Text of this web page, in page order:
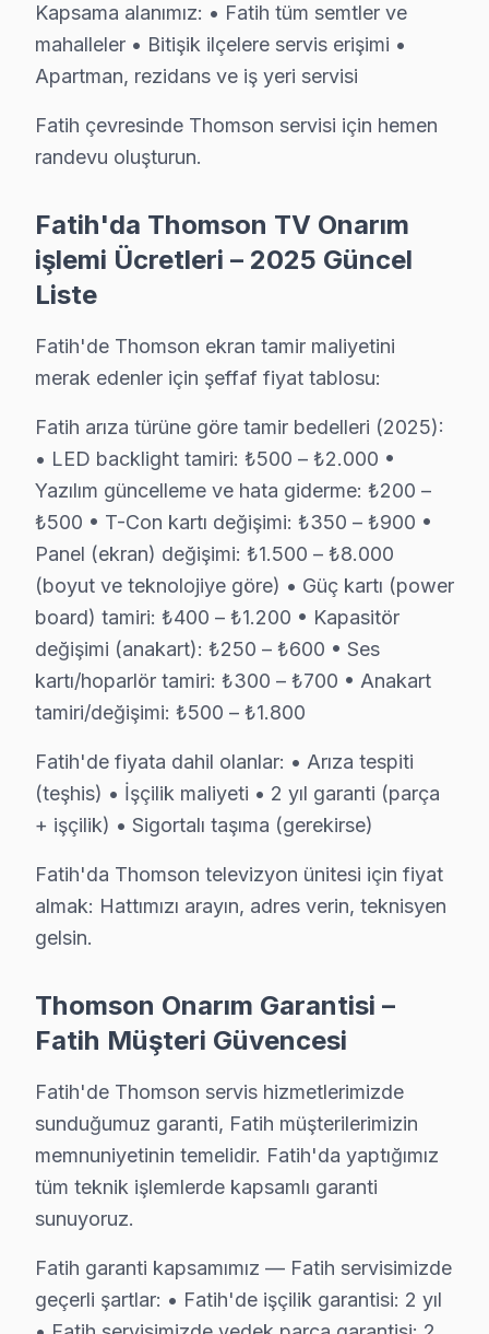
Şehsuvar Bey'de Thomson TV Servisi
Şehsuvar Bey Mahallesi, oldukça eski yapıya sahip
Tahtakale'de Thomson TV Servisi
Tahtakale Mahallesi, çeşitli bina yaşları ile karışık bir
Taya Hatun Mahallesi, genellikle yeni yapılarla öne
Topkapı'da Thomson TV Servisi
Topkapı Mahallesi, hem modern hem de eski
Yavuz Sinan'da Thomson TV Servisi
Yavuz Sinan Mahallesi, genellikle yeni konut
Yavuz Sultan Selim'de Thomson TV Servisi
Yavuz Sultan Selim Mahallesi, farklı yaş
Yedikule'de Thomson TV Servisi
Yedikule Mahallesi, genel olarak eski binaların
Zeyrek'te Thomson TV Servisi
Zeyrek Mahallesi, tarihi dokusu ve eski binaları ile
Thomson Tamir Maliyeti: Gerçek Rakamlar
Thomson TV tamir maliyetleri, Fatih bölgesinde belirli
Güç kartı, LED backlight ve T-Con kart değişimi de
Tamir maliyetlerini etkileyen bazı faktörler
Fatih Thomson Servis Performansı: Fabrika
Fatih bölgesinde Fabrika onarım’in sunduğu başlıca
Sonuç olarak, bölgemizde Fabrika bakım, hem hızlı
Turizm dokusuyla bilinen Fatih'da Thomson
Neden Fatih'de Thomson teknik desteği
Fatih'da Thomson TV'niz bozulduğunda aklınıza
• Fatih'de 25+ sertifikalı teknisyen Thomson TV
Kapsama alanımız: • Fatih tüm semtler ve
mahalleler • Bitişik ilçelere servis erişimi •
Apartman, rezidans ve iş yeri servisi
Fatih çevresinde Thomson servisi için hemen
randevu oluşturun.
Fatih'da Thomson TV Onarım
işlemi Ücretleri – 2025 Güncel
Liste
Fatih'de Thomson ekran tamir maliyetini
merak edenler için şeffaf fiyat tablosu:
Fatih arıza türüne göre tamir bedelleri (2025):
• LED backlight tamiri: ₺500 – ₺2.000 •
Yazılım güncelleme ve hata giderme: ₺200 –
₺500 • T-Con kartı değişimi: ₺350 – ₺900 •
Panel (ekran) değişimi: ₺1.500 – ₺8.000
(boyut ve teknolojiye göre) • Güç kartı (power
board) tamiri: ₺400 – ₺1.200 • Kapasitör
değişimi (anakart): ₺250 – ₺600 • Ses
kartı/hoparlör tamiri: ₺300 – ₺700 • Anakart
tamiri/değişimi: ₺500 – ₺1.800
Fatih'de fiyata dahil olanlar: • Arıza tespiti
(teşhis) • İşçilik maliyeti • 2 yıl garanti (parça
+ işçilik) • Sigortalı taşıma (gerekirse)
Fatih'da Thomson televizyon ünitesi için fiyat
almak: Hattımızı arayın, adres verin, teknisyen
gelsin.
Thomson Onarım Garantisi –
Fatih Müşteri Güvencesi
Fatih'de Thomson servis hizmetlerimizde
sunduğumuz garanti, Fatih müşterilerimizin
memnuniyetinin temelidir. Fatih'da yaptığımız
tüm teknik işlemlerde kapsamlı garanti
sunuyoruz.
Fatih garanti kapsamımız — Fatih servisimizde
geçerli şartlar: • Fatih'de işçilik garantisi: 2 yıl